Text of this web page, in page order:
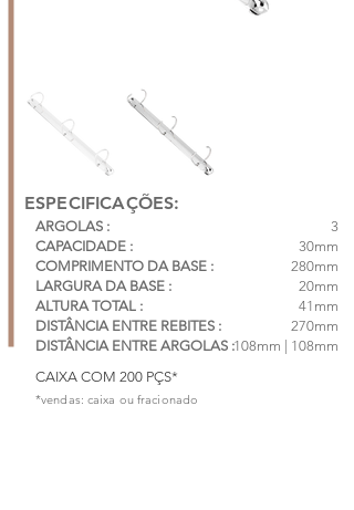
ESPECIFICAÇÕES:
ARGOLAS :
CAPACIDADE :
COMPRIMENTO DA BASE :
LARGURA DA BASE :
ALTURA TOTAL :
DISTÂNCIA ENTRE REBITES :
DISTÂNCIA ENTRE ARGOLAS :
3
30mm
280mm
20mm
41mm
270mm
108mm | 108mm
CAIXA COM 200 PÇS*
*vendas: caixa ou fracionado